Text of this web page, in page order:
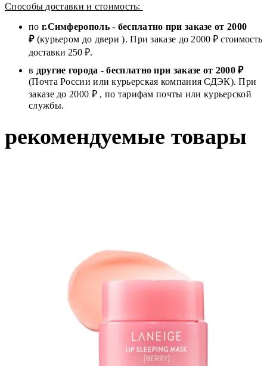
Способы доставки и стоимость:
по г.Симферополь- бесплатно при заказе от 2000
₽(курьером до двери ). При заказе до 2000 ₽ стоимость
доставки 250 ₽.
в другие города -бесплатно при заказе от 2000 ₽
(Почта России или курьерская компания СДЭК). При
заказе до 2000 ₽ , по тарифам почты или курьерской
службы.
рекомендуемые товары